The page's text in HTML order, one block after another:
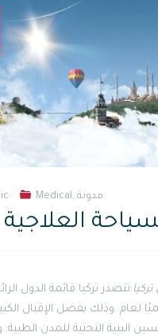
Medical,مدونة
العلاجية
تركيا :تتصدر تركيا قائمة الدول
لعام .وذلك بفضل الإقبال
البنية التحتية للمدن